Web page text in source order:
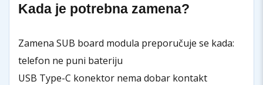
Kada je potrebna zamena?
Zamena SUB board modula preporučuje se kada:
telefon ne puni bateriju
USB Type-C konektor nema dobar kontakt